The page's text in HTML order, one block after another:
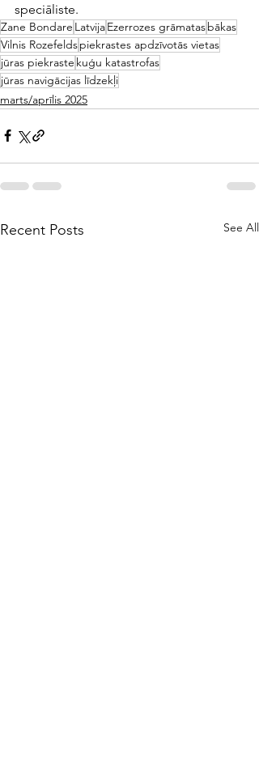
speciāliste.
Zane Bondare LatvijaEzerrozes grāmatasbākas
Vilnis Rozefeldspiekrastes apdzīvotās vietas
jūras piekraste kuģu katastrofas
jūras navigācijas līdzekļi
marts/aprīlis 2025
Recent Posts See All